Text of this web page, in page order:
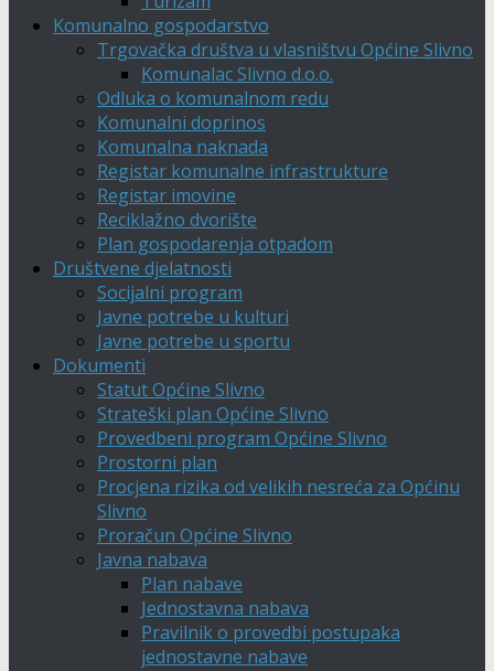
Komunalno gospodarstvo
Trgovačka društva u vlasništvu Općine Slivno
Komunalac Slivno d.o.o.
Odluka o komunalnom redu
Komunalni doprinos
Komunalna naknada
Registar komunalne infrastrukture
Registar imovine
Reciklažno dvorište
Plan gospodarenja otpadom
Društvene djelatnosti
Socijalni program
Javne potrebe u kulturi
Javne potrebe u sportu
Dokumenti
Statut Općine Slivno
Strateški plan Općine Slivno
Provedbeni program Općine Slivno
Prostorni plan
Procjena rizika od velikih nesreća za Općinu
Slivno
Proračun Općine Slivno
Javna nabava
Plan nabave
Jednostavna nabava
Pravilnik o provedbi postupaka
jednostavne nabave